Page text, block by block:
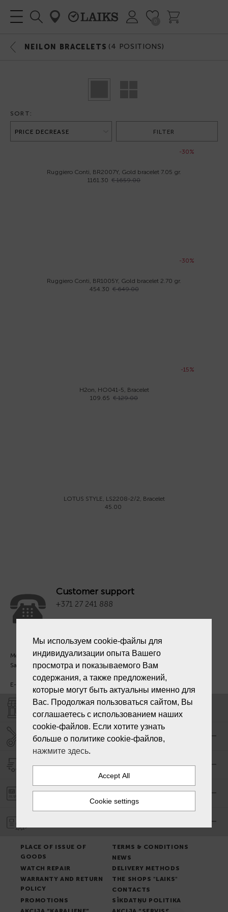
NEILON BRACELETS (4 POSITIONS)
SORT:
FILTER
-30%
Ruggiero Conti, BR2007Y, Gold bracelet 7.05 gr.
1161.30 € 1659.00
-30%
Ruggiero Conti, BR1005Y, Gold bracelet 2.70 gr.
454.30 € 649.00
-15%
H2on, HO041-5, Bracelet
109.65 € 129.00
LOTUS STYLE, LS2208-2/2, Bracelet
45.00
Customer support
+371 27 241 888
Mon. - Fri. 09:00 - 18:00
Sat - Sun. - Out.
E-mail:
SHOPS "LAIKS"
SERVICE CENTER "LAIKS"
DELIVERY
PAYMENT ORDER
PLACE OF ISSUE OF
GOODS
TERMS & CONDITIONS
NEWS
WATCH REPAIR
DELIVERY METHODS
WARRANTY AND RETURN
POLICY
THE SHOPS "LAIKS"
CONTACTS
PROMOTIONS
SĪKDATŅU POLITIKA
Мы используем cookie-файлы для
индивидуализации опыта Вашего
просмотра и показываемого Вам
содержания, а также предложений,
которые могут быть актуальны именно для
Вас. Продолжая пользоваться сайтом, Вы
соглашаетесь с использованием наших
cookie-файлов. Если хотите узнать
больше о политике cookie-файлов,
нажмите здесь.